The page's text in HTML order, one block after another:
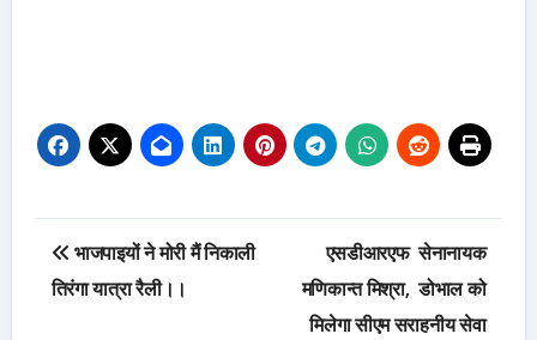
Post
navigation
भाजपाइयों ने मोरी मैं निकाली
तिरंगा यात्रा रैली।।
एसडीआरएफ सेनानायक
मणिकान्त मिश्रा, डोभाल को
मिलेगा सीएम सराहनीय सेवा